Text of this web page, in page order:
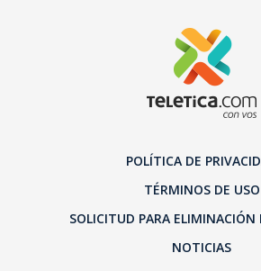
POLÍTICA DE
TÉRMINOS DE USO
SOLICITUD PARA ELIMINACIÓN
NOTICIAS